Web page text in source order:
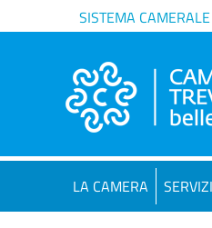
SISTEMA CAMERALE
LA CAMERA